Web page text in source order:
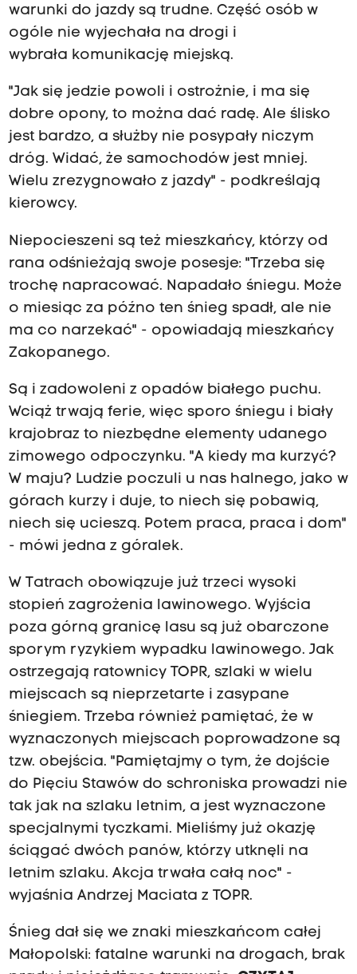
warunki do jazdy są trudne. Część osób w
ogóle nie wyjechała na drogi i
wybrała komunikację miejską.
"Jak się jedzie powoli i ostrożnie, i ma się
dobre opony, to można dać radę. Ale ślisko
jest bardzo, a służby nie posypały niczym
dróg. Widać, że samochodów jest mniej.
Wielu zrezygnowało z jazdy" - podkreślają
kierowcy.
Niepocieszeni są też mieszkańcy, którzy od
rana odśnieżają swoje posesje: "Trzeba się
trochę napracować. Napadało śniegu. Może
o miesiąc za późno ten śnieg spadł, ale nie
ma co narzekać" - opowiadają mieszkańcy
Zakopanego.
Są i zadowoleni z opadów białego puchu.
Wciąż trwają ferie, więc sporo śniegu i biały
krajobraz to niezbędne elementy udanego
zimowego odpoczynku. "A kiedy ma kurzyć?
W maju? Ludzie poczuli u nas halnego, jako w
górach kurzy i duje, to niech się pobawią,
niech się ucieszą. Potem praca, praca i dom"
- mówi jedna z góralek.
W Tatrach obowiązuje już trzeci wysoki
stopień zagrożenia lawinowego. Wyjścia
poza górną granicę lasu są już obarczone
sporym ryzykiem wypadku lawinowego. Jak
ostrzegają ratownicy TOPR, szlaki w wielu
miejscach są nieprzetarte i zasypane
śniegiem. Trzeba również pamiętać, że w
wyznaczonych miejscach poprowadzone są
tzw. obejścia. "Pamiętajmy o tym, że dojście
do Pięciu Stawów do schroniska prowadzi nie
tak jak na szlaku letnim, a jest wyznaczone
specjalnymi tyczkami. Mieliśmy już okazję
ściągać dwóch panów, którzy utknęli na
letnim szlaku. Akcja trwała całą noc" -
wyjaśnia Andrzej Maciata z TOPR.
Śnieg dał się we znaki mieszkańcom całej
Małopolski: fatalne warunki na drogach, brak